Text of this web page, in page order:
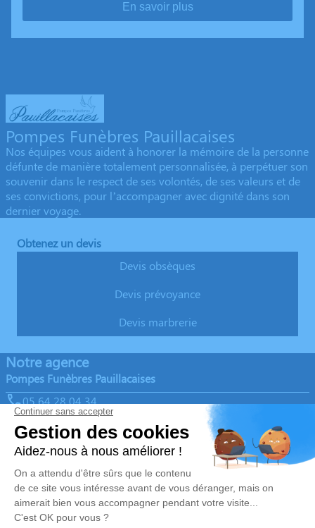
En savoir plus
Pompes Funèbres Pauillacaises
Nos équipes vous aident à honorer la mémoire de la personne
défunte de manière totalement personnalisée, à perpétuer son
souvenir dans le respect de ses volontés, de ses valeurs et de
ses convictions, pour l’accompagner avec dignité dans son
dernier voyage.
Obtenez un devis
Devis obsèques
Devis prévoyance
Devis marbrerie
Notre agence
Pompes Funèbres Pauillacaises
05 64 28 04 34
pfp33250@orange.fr
1, Rue du Maréchal Juin - 33250 - Pauillac
4.9/5 - 108 avis
Nos Services
Organiser des Obsèques
Monuments funéraires
Liens utiles
Avis de décès
Demande de rendez-vous en